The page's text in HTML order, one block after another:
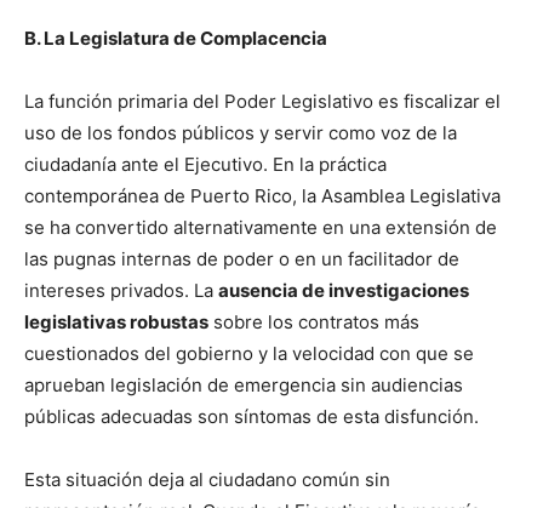
B. La Legislatura de Complacencia
La función primaria del Poder Legislativo es fiscalizar el
uso de los fondos públicos y servir como voz de la
ciudadanía ante el Ejecutivo. En la práctica
contemporánea de Puerto Rico, la Asamblea Legislativa
se ha convertido alternativamente en una extensión de
las pugnas internas de poder o en un facilitador de
intereses privados. La ausencia de investigaciones
legislativas robustas sobre los contratos más
cuestionados del gobierno y la velocidad con que se
aprueban legislación de emergencia sin audiencias
públicas adecuadas son síntomas de esta disfunción.
Esta situación deja al ciudadano común sin